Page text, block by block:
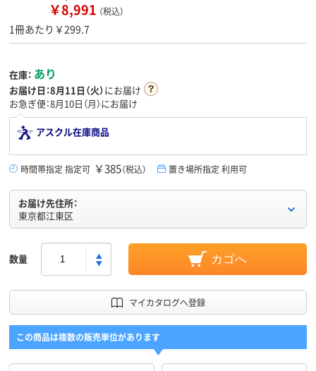
￥8,991 （税込）
1冊あたり￥299.7
在庫： あり
お届け日：8月11日（火）にお届け
お急ぎ便：8月10日（月）にお届け
アスクル在庫商品
時間帯指定 指定可 ￥385（税込） 置き場所指定 利用可
お届け先住所：
東京都江東区
数量 カゴへ
マイカタログへ登録
この商品は複数の販売単位があります